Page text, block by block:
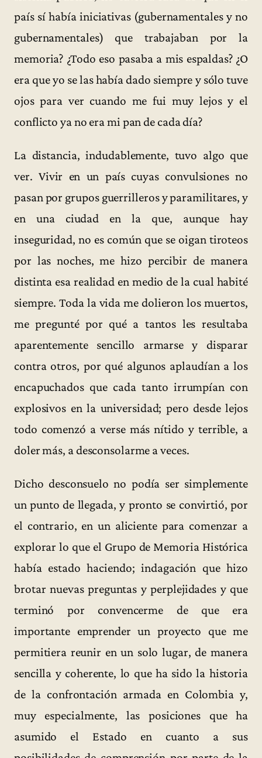
país sí había iniciativas (gubernamentales y no
gubernamentales) que trabajaban por la
memoria? ¿Todo eso pasaba a mis espaldas? ¿O
era que yo se las había dado siempre y sólo tuve
ojos para ver cuando me fui muy lejos y el
conflicto ya no era mi pan de cada día?
La distancia, indudablemente, tuvo algo que
ver. Vivir en un país cuyas convulsiones no
pasan por grupos guerrilleros y paramilitares, y
en una ciudad en la que, aunque hay
inseguridad, no es común que se oigan tiroteos
por las noches, me hizo percibir de manera
distinta esa realidad en medio de la cual habité
siempre. Toda la vida me dolieron los muertos,
me pregunté por qué a tantos les resultaba
aparentemente sencillo armarse y disparar
contra otros, por qué algunos aplaudían a los
encapuchados que cada tanto irrumpían con
explosivos en la universidad; pero desde lejos
todo comenzó a verse más nítido y terrible, a
doler más, a desconsolarme a veces.
Dicho desconsuelo no podía ser simplemente
un punto de llegada, y pronto se convirtió, por
el contrario, en un aliciente para comenzar a
explorar lo que el Grupo de Memoria Histórica
había estado haciendo; indagación que hizo
brotar nuevas preguntas y perplejidades y que
terminó por convencerme de que era
importante emprender un proyecto que me
permitiera reunir en un solo lugar, de manera
sencilla y coherente, lo que ha sido la historia
de la confrontación armada en Colombia y,
muy especialmente, las posiciones que ha
asumido el Estado en cuanto a sus